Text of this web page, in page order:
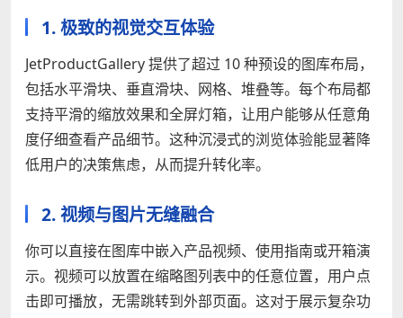
1. 极致的视觉交互体验
JetProductGallery 提供了超过 10 种预设的图库布局，
包括水平滑块、垂直滑块、网格、堆叠等。每个布局都
支持平滑的缩放效果和全屏灯箱，让用户能够从任意角
度仔细查看产品细节。这种沉浸式的浏览体验能显著降
低用户的决策焦虑，从而提升转化率。
2. 视频与图片无缝融合
你可以直接在图库中嵌入产品视频、使用指南或开箱演
示。视频可以放置在缩略图列表中的任意位置，用户点
击即可播放，无需跳转到外部页面。这对于展示复杂功